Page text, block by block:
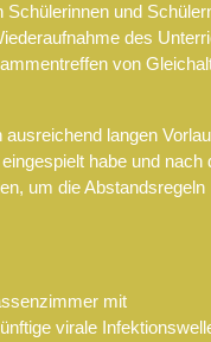
und
des
von
langen
habe und nach
um die Abstandsregeln
mit
virale